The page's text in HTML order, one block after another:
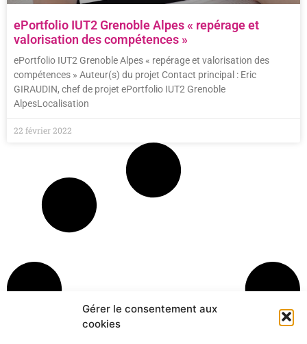
Gérer le consentement aux
cookies
ePortfolio IUT2 Grenoble Alpes « repérage et
valorisation des compétences »
ePortfolio IUT2 Grenoble Alpes « repérage et valorisation des
compétences » Auteur(s) du projet Contact principal : Eric
GIRAUDIN, chef de projet ePortfolio IUT2 Grenoble
AlpesLocalisation
22 février 2022